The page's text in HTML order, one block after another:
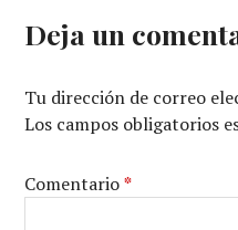
Deja un
Tu dirección de correo
Los campos obligatorios
Comentario*